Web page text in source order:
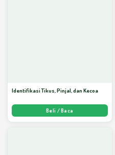
Identifikasi Tikus, Pinjal, dan Kecoa
Beli / Baca